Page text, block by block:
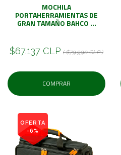
MOCHILA
PORTAHERRAMIENTAS DE
GRAN TAMAÑO BAHCO ...
$67.137 CLP ( $79.990 CLP )
COMPRAR
OFERTA
-6%